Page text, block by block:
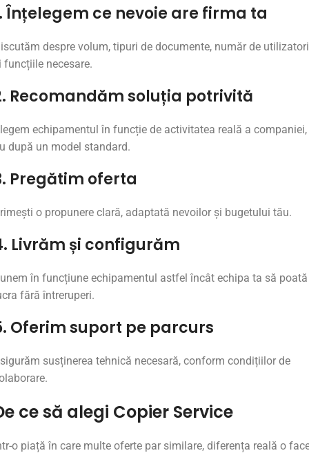
Înțelegem ce nevoie are firma ta
despre volum, tipuri de documente, număr de utilizatori
funcțiile necesare.
Recomandămsoluția potrivită
echipamentul în funcție de activitatea reală a companiei,
după un model standard.
Pregătim oferta
o propunere clară, adaptată nevoilor și bugetului tău.
Livrăm și configurăm
în funcțiune echipamentul astfel încât echipa ta să poată
fără întreruperi.
Oferimsuport pe parcurs
susținerea tehnică necesară, conform condițiilor de
cesă alegi Copier Service
o piață în care multe oferte par similare, diferența reală o